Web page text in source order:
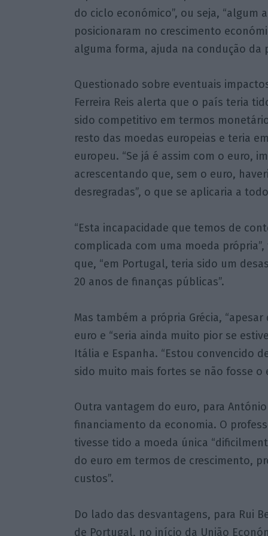
do ciclo económico”, ou seja,
posicionaram no crescimento
alguma forma, ajuda na condução da
Questionado sobre eventuais
Ferreira Reis alerta que o país teria
sido competitivo em termos
resto das moedas europeias e teria
europeu. “Se já é assim com o euro,
acrescentando que, sem o euro,
desregradas”, o que se aplicaria a
“Esta incapacidade que temos de
complicada com uma moeda
que, “em Portugal, teria sido um
20 anos de finanças públicas”.
Mas também a própria Grécia,
euro e “seria ainda muito pior se
Itália e Espanha. “Estou convencido
sido muito mais fortes se não fosse o
Outra vantagem do euro, para
financiamento da economia. O
tivesse tido a moeda única
do euro em termos de crescimento,
custos”.
Do lado das desvantagens, para Rui
de Portugal, no início da União